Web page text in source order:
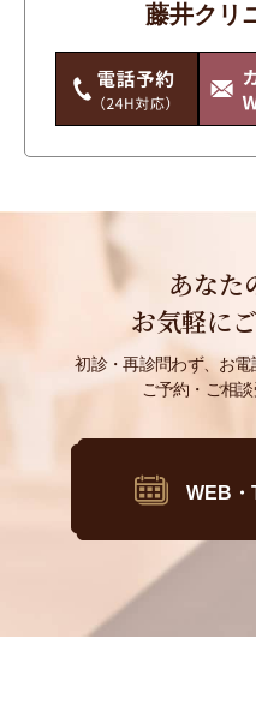
藤井クリ
あなた
お気軽に
初診・再診問わず、お電
ご予約・ご相
WEB・